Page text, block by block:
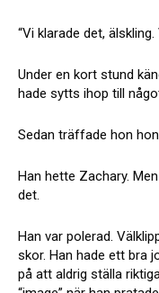
“Vi klarade det,
Under en kort stund
hade sytts ihop till
Sedan träffade hon
Han hette Zachary.
det.
Han var polerad.
skor. Han hade ett bra
på att aldrig ställa